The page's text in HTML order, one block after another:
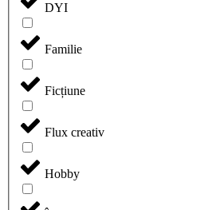
DYI
Familie
Ficțiune
Flux creativ
Hobby